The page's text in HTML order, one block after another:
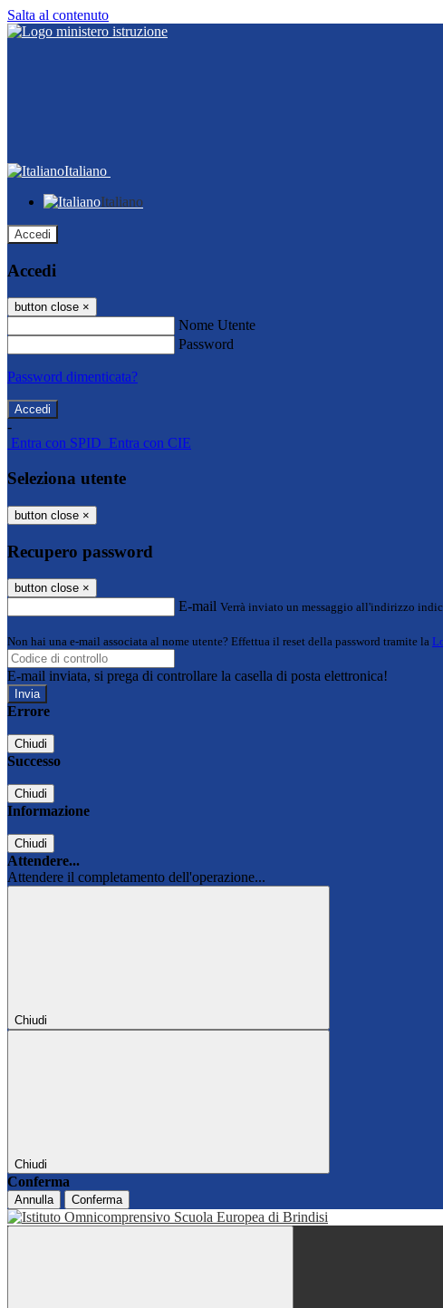
Salta al contenuto
Italiano
Italiano
Accedi
Accedi
button close ×
Nome Utente
Password
Password dimenticata?
-
Entra con SPID Entra con CIE
Seleziona utente
button close ×
Recupero password
button close ×
E-mail Verrà inviato un messaggio all'indirizzo
Non hai una e-mail associata al nome utente? Effettua il reset della password tramite la
E-mail inviata, si prega di controllare la casella di posta elettronica!
Errore
Chiudi
Successo
Chiudi
Informazione
Chiudi
Attendere...
Attendere il completamento dell'operazione...
Chiudi
Chiudi
Conferma
Annulla Conferma